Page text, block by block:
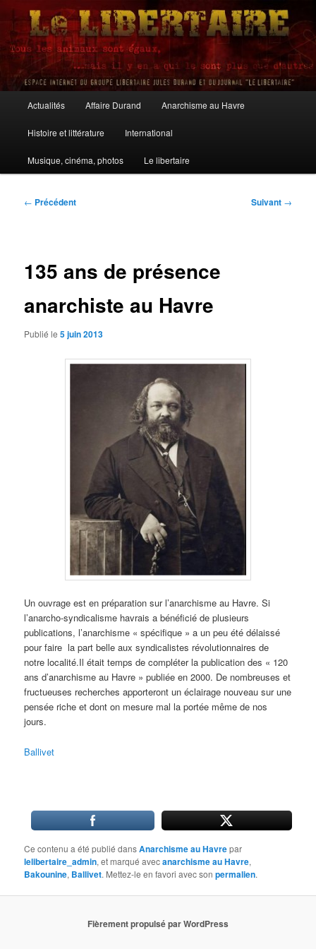
Aller
contenu
principalLe Libertaire
principal
Actualités Affaire Durand Anarchisme au Havre
Histoire et littérature International
Musique, cinéma, photos Le libertaire
Navigation
← Précédent Suivant →
135 ans de présence
anarchiste au Havre
Publié le5 juin 2013
Un ouvrage est en préparation sur l’anarchisme au Havre. Si
l’anarcho-syndicalisme havrais a bénéficié de plusieurs
publications, l’anarchisme « spécifique » a un peu été délaissé
pour faire la part belle aux syndicalistes révolutionnaires de
notre localité.Il était temps de compléter la publication des « 120
ans d’anarchisme au Havre » publiée en 2000. De nombreuses et
fructueuses recherches apporteront un éclairage nouveau sur une
pensée riche et dont on mesure mal la portée même de nos
jours.
Ballivet
Ce contenu a été publié dansAnarchisme au Havrepar
lelibertaire_admin, et marqué avecanarchisme au Havre,
Bakounine, Ballivet. Mettez-le en favori avec sonpermalien.
Fièrement propulsé par WordPress